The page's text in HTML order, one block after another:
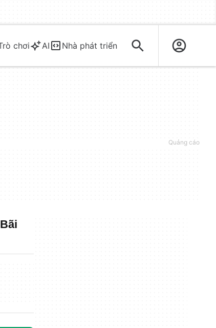
chơi AI Nhà phát triển